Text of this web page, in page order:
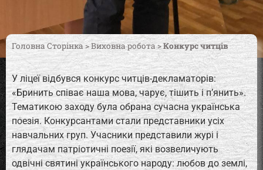
Головна Сторінка >Виховна робота>Конкурс читців
У ліцеї відбувся конкурс читців-декламаторів:
«Бринить співає наша мова, чарує, тішить і п’янить».
Тематикою заходу була обрана сучасна українська
поезія. Конкурсантами стали представники усіх
навчальних груп. Учасники представили журі і
глядачам патріотичні поезії, які возвеличують
одвічні святині українського народу: любов до землі,